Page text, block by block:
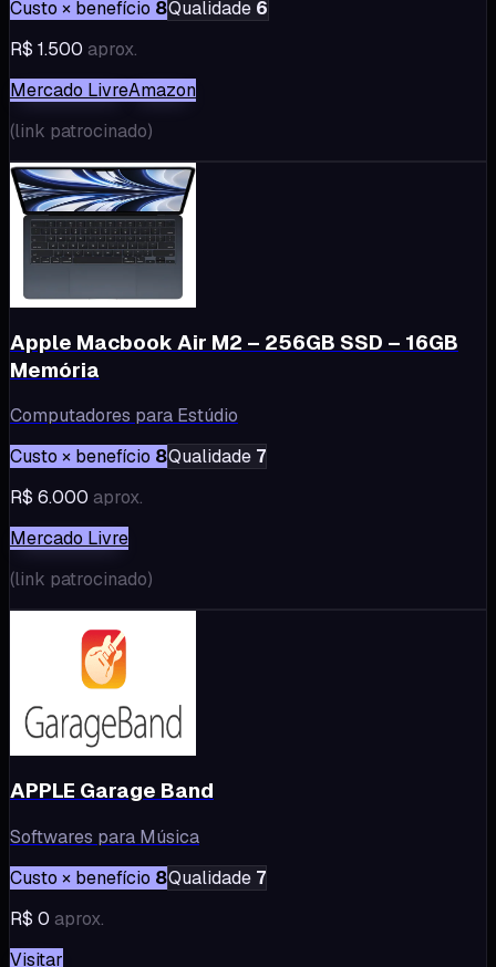
Custo × benefício 8Qualidade 6
R$ 1.500 aprox.
Mercado LivreAmazon
(link patrocinado)
Apple Macbook Air M2 – 256GB SSD – 16GB
Memória
Computadores para Estúdio
Custo × benefício 8Qualidade 7
R$ 6.000 aprox.
Mercado Livre
(link patrocinado)
APPLE Garage Band
Softwares para Música
Custo × benefício 8Qualidade 7
R$ 0 aprox.
Visitar